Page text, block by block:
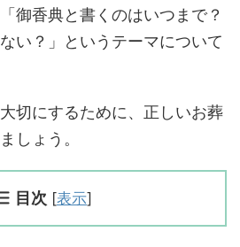
御香典と書くのはいつまで？
い？」というテーマについて
切にするために、正しいお葬
しょう。
目次 [表示]